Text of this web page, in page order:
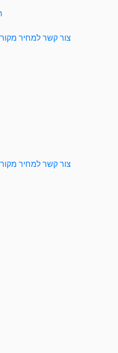
צור קשר למחיר מקור
צור קשר למחיר מקור